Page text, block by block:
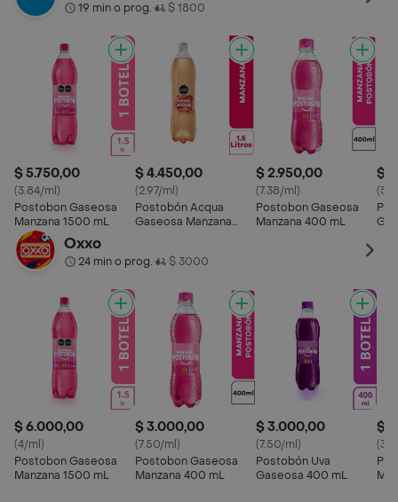
19 min o prog.• $ 1800
$ 5.750,00
(3.84/ml)
Postobon Gaseosa
Manzana 1500 mL
$ 4.450,00
(2.97/ml)
Postobón Acqua
Gaseosa Manzana
$ 2.950,00
(7.38/ml)
Postobon Gaseosa
Manzana 400 mL
$
Oxxo
24 min o prog.• $ 3000
$ 6.000,00
(4/ml)
Postobon Gaseosa
Manzana 1500 mL
$ 3.000,00
(7.50/ml)
Postobon Gaseosa
Manzana 400 mL
$ 3.000,00
(7.50/ml)
Postobón Uva
Gaseosa 400 mL
$